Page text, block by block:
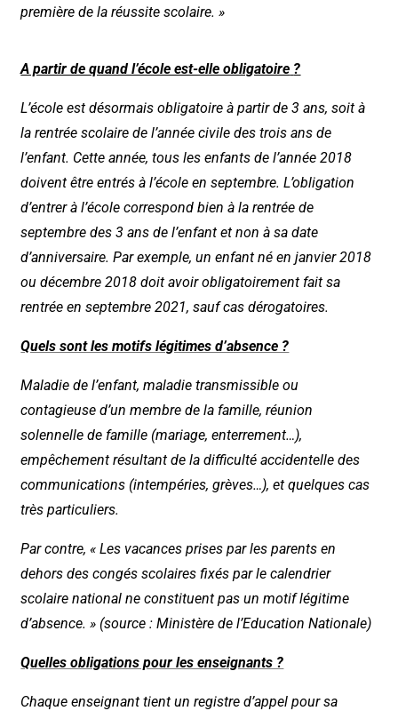
première de la réussite scolaire. »
A partir de quand l’école est-elle obligatoire ?
L’école est désormais obligatoire à partir de 3 ans, soit à
la rentrée scolaire de l’année civile des trois ans de
l’enfant. Cette année, tous les enfants de l’année 2018
doivent être entrés à l’école en septembre. L’obligation
d’entrer à l’école correspond bien à la rentrée de
septembre des 3 ans de l’enfant et non à sa date
d’anniversaire. Par exemple, un enfant né en janvier 2018
ou décembre 2018 doit avoir obligatoirement fait sa
rentrée en septembre 2021, sauf cas dérogatoires.
Quels sont les motifs légitimes d’absence ?
Maladie de l’enfant, maladie transmissible ou
contagieuse d’un membre de la famille, réunion
solennelle de famille (mariage, enterrement…),
empêchement résultant de la difficulté accidentelle des
communications (intempéries, grèves…), et quelques cas
très particuliers.
Par contre, « Les vacances prises par les parents en
dehors des congés scolaires fixés par le calendrier
scolaire national ne constituent pas un motif légitime
d’absence. » (source : Ministère de l’Education Nationale)
Quelles obligations pour les enseignants ?
Chaque enseignant tient un registre d’appel pour sa